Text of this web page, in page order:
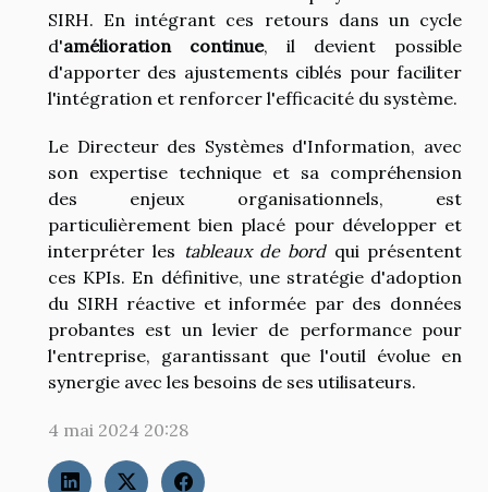
SIRH. En intégrant ces retours dans un cycle
d'amélioration continue, il devient possible
d'apporter des ajustements ciblés pour faciliter
l'intégration et renforcer l'efficacité du système.
Le Directeur des Systèmes d'Information, avec
son expertise technique et sa compréhension
des enjeux organisationnels, est
particulièrement bien placé pour développer et
interpréter les tableaux de bordqui présentent
ces KPIs. En définitive, une stratégie d'adoption
du SIRH réactive et informée par des données
probantes est un levier de performance pour
l'entreprise, garantissant que l'outil évolue en
synergie avec les besoins de ses utilisateurs.
4 mai 2024 20:28